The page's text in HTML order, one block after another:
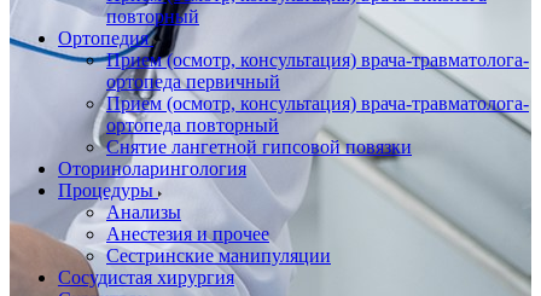
повторный
Ортопедия
Прием (осмотр, консультация) врача-травматолога-
ортопеда первичный
Прием (осмотр, консультация) врача-травматолога-
ортопеда повторный
Снятие лангетной гипсовой повязки
Оториноларингология
Процедуры
Анализы
Анестезия и прочее
Сестринские манипуляции
Сосудистая хирургия